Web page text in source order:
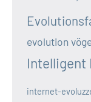
evolution
Intelligent
internet-